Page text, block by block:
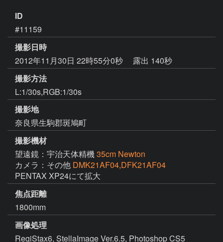
ID
#11159
撮影日時
2012年11月30日 22時55分0秒
露出 140秒
撮影方法
L:1/30s,RGB:1/30s
撮影地
奈良県生駒郡斑鳩町
撮影機材
望遠鏡：宇治天体精機35cm Newton
カメラ：その他 DMK21AF04,DFK21AF04
PENTAX XP24にて拡大
焦点距離
1800mm
画像処理